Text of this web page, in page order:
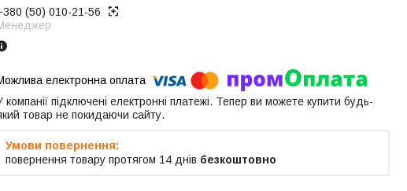
(50) 010-21-56
компанії підключені електронні платежі. Тепер ви можете купити будь-
товар не покидаючи сайту.
повернення товару протягом 14 днів безкоштовно